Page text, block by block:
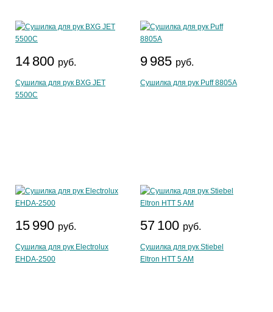
14 800 руб.
Сушилка для рук BXG JET
5500C
9 985 руб.
Сушилка для рук Puff 8805A
15 990 руб.
Сушилка для рук Electrolux
EHDA-2500
57 100 руб.
Сушилка для рук Stiebel
Eltron HTT 5 AM